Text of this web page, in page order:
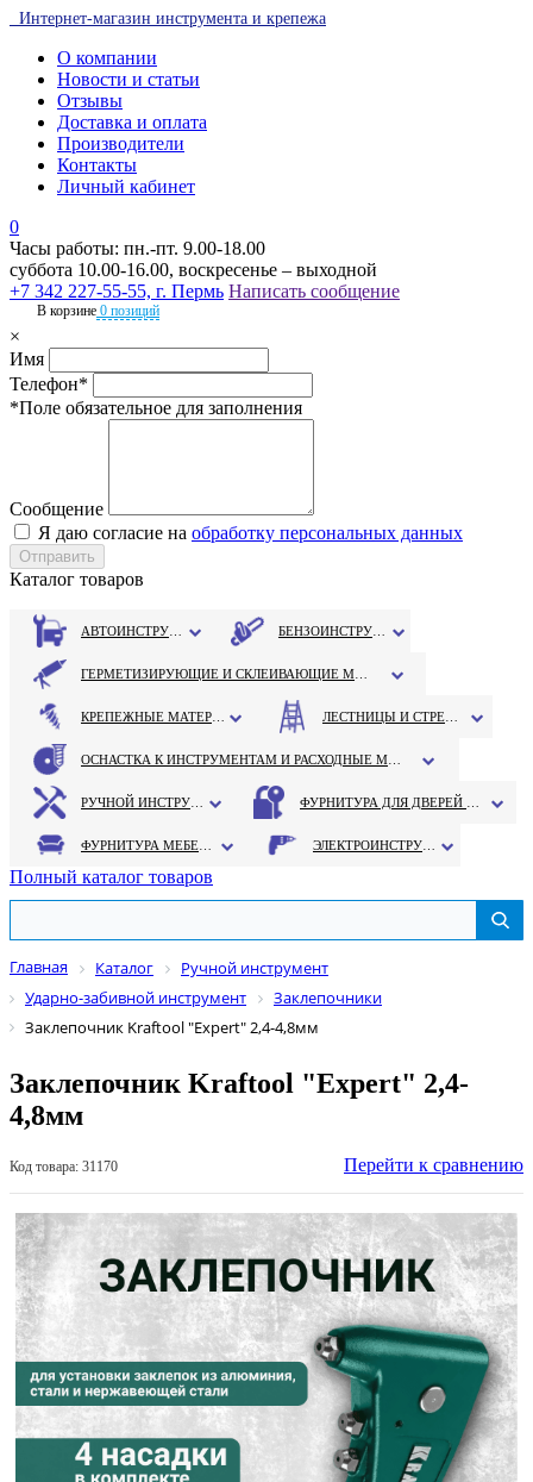
Интернет-магазин инструмента и крепежа
О компании
Новости и статьи
Отзывы
Доставка и оплата
Производители
Контакты
Личный кабинет
0
Часы работы: пн.-пт. 9.00-18.00
суббота 10.00-16.00, воскресенье – выходной
+7 342 227-55-55, г. Пермь Написать сообщение
В корзине 0 позиций
×
Имя
Телефон*
*Поле обязательное для заполнения
Сообщение
Я даю согласие на обработку персональных данных
Каталог товаров
Полный каталог товаров
Главная Каталог
Ручной инструмент
Ударно-забивной инструмент
Заклепочники
Заклепочник Kraftool "Expert" 2,4-4,8мм
Заклепочник Kraftool "Expert" 2,4-
4,8мм
Код товара: 31170 Перейти к сравнению